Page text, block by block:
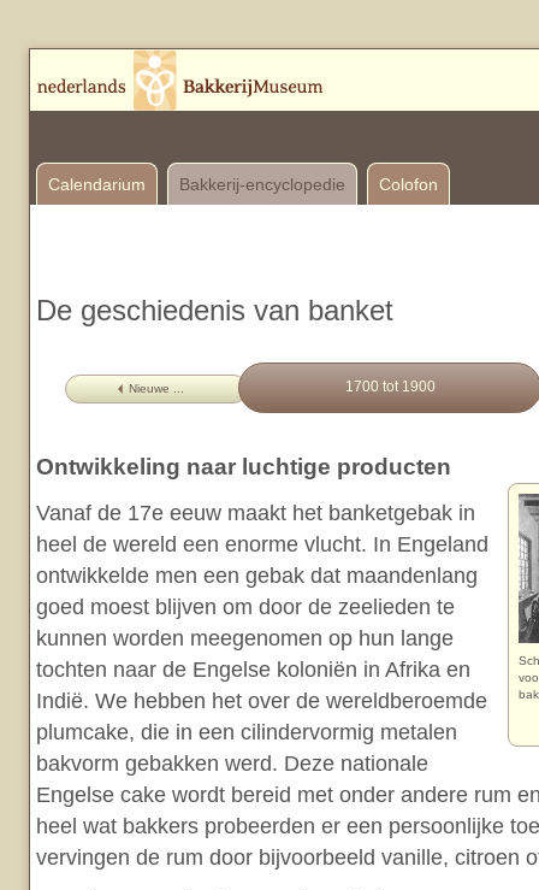
Calendarium Bakkerij-encyclopedie Colofon
De geschiedenis van banket
Nieuwe ... 1700 tot 1900
Ontwikkeling naar luchtige producten
Vanaf de 17e eeuw maakt het banketgebak in
heel de wereld een enorme vlucht. In Engeland
ontwikkelde men een gebak dat maandenlang
goed moest blijven om door de zeelieden te
kunnen worden meegenomen op hun lange
tochten naar de Engelse koloniën in Afrika en
Indië. We hebben het over de wereldberoemde
plumcake, die in een cilindervormig metalen
bakvorm gebakken werd. Deze nationale
Engelse cake wordt bereid met onder andere rum
heel wat bakkers probeerden er een persoonlijke
vervingen de rum door bijvoorbeeld vanille, citroen